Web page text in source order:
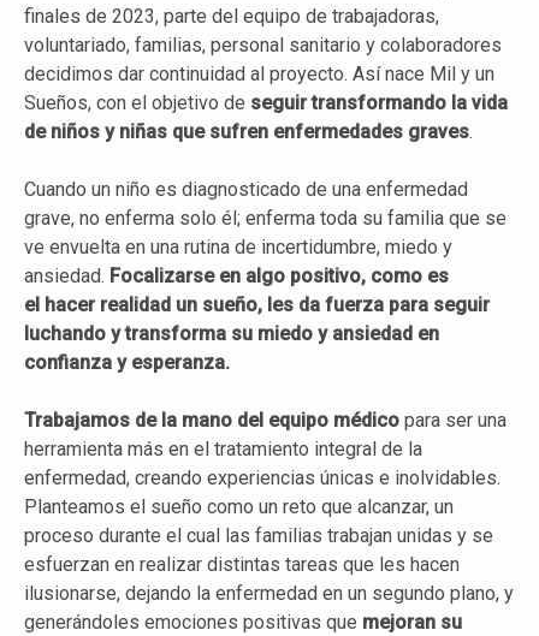
finales de 2023, parte del equipo de trabajadoras,
voluntariado, familias, personal sanitario y colaboradores
decidimos dar continuidad al proyecto. Así nace Mil y un
Sueños, con el objetivo de seguir transformando la vida
de niños y niñas que sufren enfermedades graves.
Cuando un niño es diagnosticado de una enfermedad
grave, no enferma solo él; enferma toda su familia que se
ve envuelta en una rutina de incertidumbre, miedo y
ansiedad. Focalizarse en algo positivo, como es
el hacer realidad un sueño, les da fuerza para seguir
luchando y transforma su miedo y ansiedad en
confianza y esperanza.
Trabajamos de la mano del equipo médico para ser una
herramienta más en el tratamiento integral de la
enfermedad, creando experiencias únicas e inolvidables.
Planteamos el sueño como un reto que alcanzar, un
proceso durante el cual las familias trabajan unidas y se
esfuerzan en realizar distintas tareas que les hacen
ilusionarse, dejando la enfermedad en un segundo plano, y
generándoles emociones positivas que mejoran su